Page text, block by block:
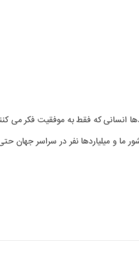
انسانی که فقط به موفقیت فکر می
ما و میلیاردها نفر در سراسر جهان